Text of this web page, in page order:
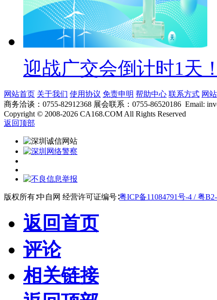
迎战广交会倒计时1天
网站首页 关于我们 使用协议 免责申明 帮助中心 联系方式 网
商务洽谈：0755-82912368 展会联系：0755-86520186 Email:
Copyright © 2008-2026 CA168.COM All Rights Reserved
返回顶部
版权所有∶中自网 经营许可证编号∶粤ICP备11084791号-4 / 粤
返回首页
评论
相关链接